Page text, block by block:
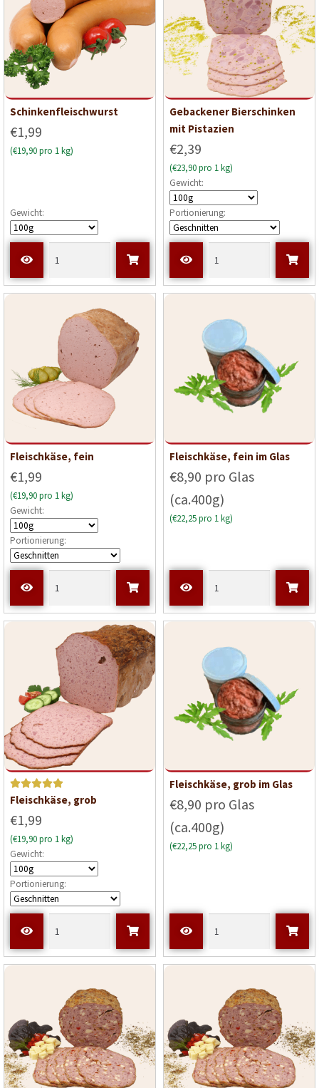
Schinkenfleischwurst
€1,99
(€19,90 pro 1 kg)
Gewicht:
Gebackener Bierschinken
mit Pistazien
€2,39
(€23,90 pro 1 kg)
Gewicht:
Portionierung:
Fleischkäse, fein
€1,99
(€19,90 pro 1 kg)
Gewicht:
Portionierung:
Fleischkäse, fein im Glas
€8,90 pro Glas
(ca.400g)
(€22,25 pro 1 kg)
Bewerte
von 5
Fleischkäse, grob
€1,99
(€19,90 pro 1 kg)
Gewicht:
Portionierung:
Fleischkäse, grob im Glas
€8,90 pro Glas
(ca.400g)
(€22,25 pro 1 kg)